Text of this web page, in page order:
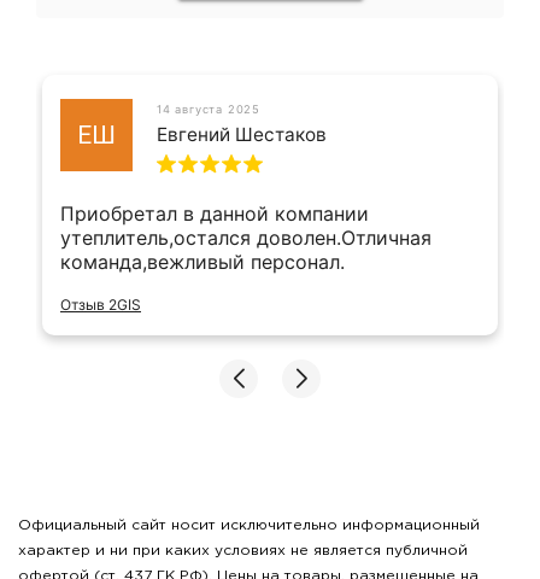
ЕШ
14 августа 2025
Евгений Шестаков
Приобретал в данной компании
утеплитель,остался доволен.Отличная
команда,вежливый персонал.
Отзыв 2GIS
Официальный сайт носит исключительно информационный
характер и ни при каких условиях не является публичной
офертой (ст. 437 ГК РФ). Цены на товары, размещенные на